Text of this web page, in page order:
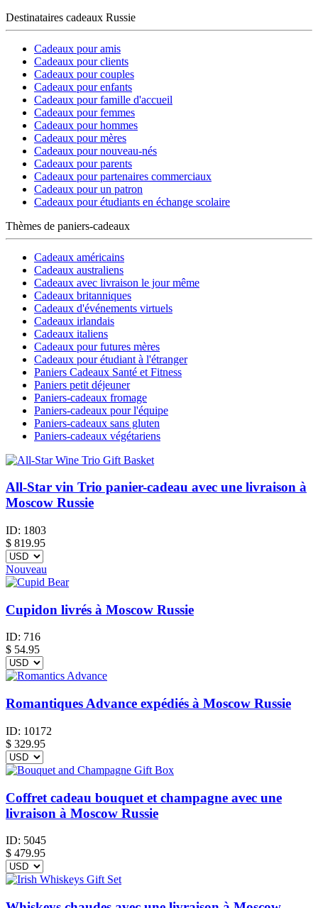
Destinataires cadeaux Russie
Cadeaux pour amis
Cadeaux pour clients
Cadeaux pour couples
Cadeaux pour enfants
Cadeaux pour famille d'accueil
Cadeaux pour femmes
Cadeaux pour hommes
Cadeaux pour mères
Cadeaux pour nouveau-nés
Cadeaux pour parents
Cadeaux pour partenaires commerciaux
Cadeaux pour un patron
Cadeaux pour étudiants en échange scolaire
Thèmes de paniers-cadeaux
Cadeaux américains
Cadeaux australiens
Cadeaux avec livraison le jour même
Cadeaux britanniques
Cadeaux d'événements virtuels
Cadeaux irlandais
Cadeaux italiens
Cadeaux pour futures mères
Cadeaux pour étudiant à l'étranger
Paniers Cadeaux Santé et Fitness
Paniers petit déjeuner
Paniers-cadeaux fromage
Paniers-cadeaux pour l'équipe
Paniers-cadeaux sans gluten
Paniers-cadeaux végétariens
All-Star vin Trio panier-cadeau avec une livraison à
Moscow Russie
ID: 1803
$ 819.95
Nouveau
Cupidon livrés à Moscow Russie
ID: 716
$ 54.95
Romantiques Advance expédiés à Moscow Russie
ID: 10172
$ 329.95
Coffret cadeau bouquet et champagne avec une
livraison à Moscow Russie
ID: 5045
$ 479.95